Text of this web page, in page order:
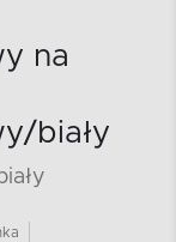
na
biały